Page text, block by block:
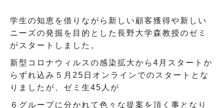
学生の知恵を借りながら新しい顧客獲得や新しい
ニーズの発掘を目的とした長野大学森教授のゼミ
がスタートしました。
新型コロナウィルスの感染拡大から4月スタートか
らずれ込み５月25日オンラインでのスタートとな
りましたが、ゼミ生45人が
６グループに分かれて色々な提案を頂く事となり